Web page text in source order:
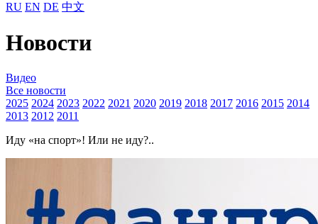
RU EN DE 中文
Новости
Видео
Все новости
2025 2024 2023 2022 2021 2020 2019 2018 2017 2016 2015 2014
2013 2012 2011
Иду «на спорт»! Или не иду?..